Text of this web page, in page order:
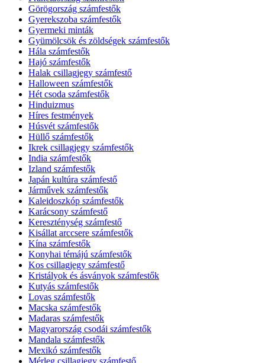
Görögország számfestők
Gyerekszoba számfestők
Gyermeki minták
Gyümölcsök és zöldségek számfestők
Hála számfestők
Hajó számfestők
Halak csillagjegy számfestő
Halloween számfestők
Hét csoda számfestők
Hinduizmus
Híres festmények
Húsvét számfestők
Hüllő számfestők
Ikrek csillagjegy számfestők
India számfestők
Izland számfestők
Japán kultúra számfestő
Járművek számfestők
Kaleidoszkóp számfestők
Karácsony számfestő
Kereszténység számfestő
Kisállat arccsere számfestők
Kína számfestők
Konyhai témájú számfestők
Kos csillagjegy számfestő
Kristályok és ásványok számfestők
Kutyás számfestők
Lovas számfestők
Macska számfestők
Madaras számfestők
Magyarország csodái számfestők
Mandala számfestők
Mexikó számfestők
Mérleg csillagjegy számfestő